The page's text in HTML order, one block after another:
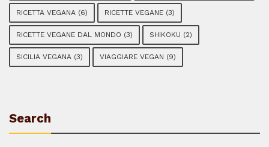
RICETTA VEGANA (6) RICETTE VEGANE (3)
RICETTE VEGANE DAL MONDO (3) SHIKOKU (2)
SICILIA VEGANA (3) VIAGGIARE VEGAN (9)
Search